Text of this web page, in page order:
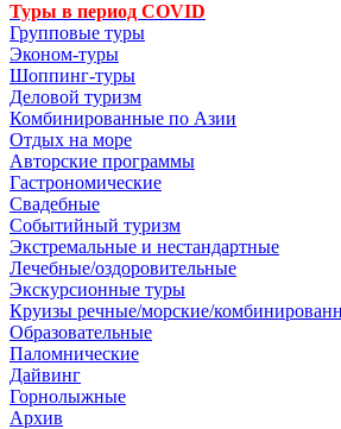
Туры в период COVID
Групповые туры
Эконом-туры
Шоппинг-туры
Деловой туризм
Комбинированные по Азии
Отдых на море
Авторские программы
Гастрономические
Свадебные
Событийный туризм
Экстремальные и нестандартные
Лечебные/оздоровительные
Экскурсионные туры
Круизы речные/морские/
Образовательные
Паломнические
Дайвинг
Горнолыжные
Архив